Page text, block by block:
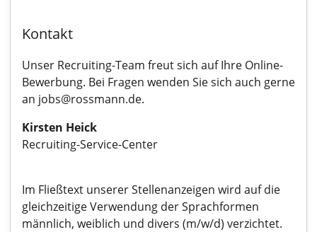
Kontakt
Unser Recruiting-Team freut sich auf Ihre Online-
Bewerbung. Bei Fragen wenden Sie sich auch gerne
an jobs@rossmann.de.
Kirsten Heick
Recruiting-Service-Center
Im Fließtext unserer Stellenanzeigen wird auf die
gleichzeitige Verwendung der Sprachformen
männlich, weiblich und divers (m/w/d) verzichtet.